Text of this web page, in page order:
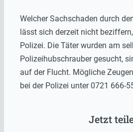
Welcher Sachschaden durch
lässt sich derzeit nicht
Polizei. Die Täter wurden am
Polizeihubschrauber gesucht,
auf der Flucht. Mögliche
bei der Polizei unter 0721 666-